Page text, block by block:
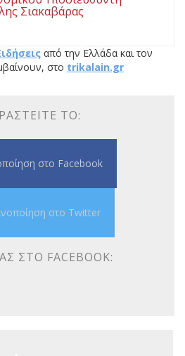
Σιακαβάρας
από την Ελλάδα και τον
στο trikalain.gr
ΤΟ:
στο Facebook
στο Twitter
ΣΤΟ FACEBOOK: